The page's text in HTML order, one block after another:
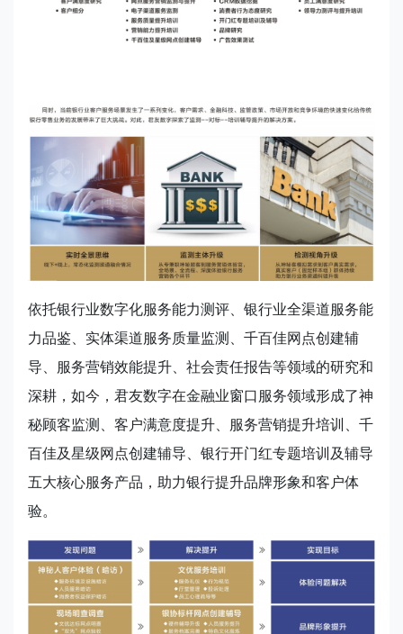
依托银行业数字化服务能力测评、银行业全渠道服务能
力品鉴、实体渠道服务质量监测、千百佳网点创建辅
导、服务营销效能提升、社会责任报告等领域的研究和
深耕，如今，君友数字在金融业窗口服务领域形成了神
秘顾客监测、客户满意度提升、服务营销提升培训、千
百佳及星级网点创建辅导、银行开门红专题培训及辅导
五大核心服务产品，助力银行提升品牌形象和客户体
验。